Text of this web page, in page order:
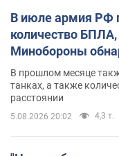
В июле армия РФ
количество БПЛА,
Минобороны
В прошлом месяце
танках, а также
расстоянии
5.08.2026 20:02 4,3 т.